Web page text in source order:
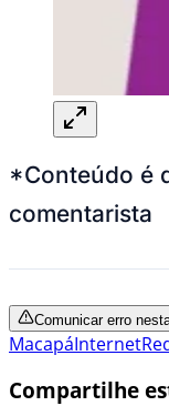
*Conteúdo é
comentarista
Comunicar erro
MacapáInternet
Compartilhe